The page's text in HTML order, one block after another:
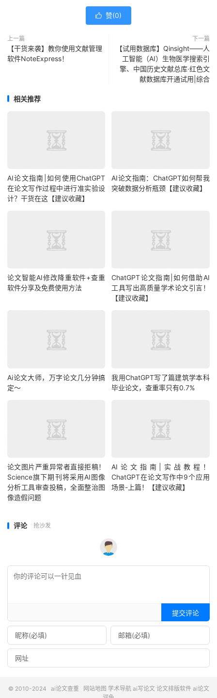
 赞(0)
上一篇
【干货来袭】教你使用文献管理
软件NoteExpress！
下一篇
【试用数据库】Qinsight——人
工智能（AI）生物医学搜索引
擎、中国历史文献总库·红色文
献数据库开通试用|综合
相关推荐
AI论文指南|如何使用ChatGPT
在论文写作过程中进行准实验设
计？干货在这【建议收藏】
AI论文指南：ChatGPT如何帮我
突破数据分析瓶颈【建议收藏】
论文智能AI修改降重软件+查重
软件分享及免费使用方法
ChatGPT论文指南|如何借助AI
工具写出高质量学术论文引言！
【建议收藏】
Ai论文大师，万字论文几分钟搞
定～
我用ChatGPT写了篇建筑学本科
毕业论文，查重率只有0.7%
论文图片严重异常者直接拒稿！
Science旗下期刊将采用AI图像
分析工具审查投稿，全面整治图
像造假问题
AI论文指南|实战教程！
ChatGPT在论文写作中9个应用
场景-上篇！【建议收藏】
评论 抢沙发
提交评论
© 2010-2024 ai论文查重 网站地图 学术导航 ai写论文 论文排版软件 ai论文